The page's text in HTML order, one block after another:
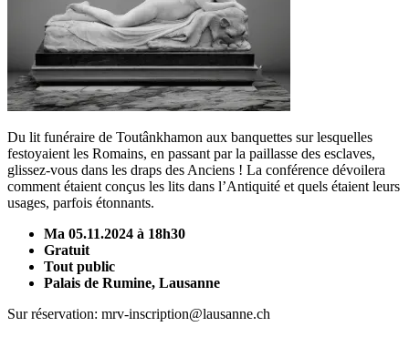
Du lit funéraire de Toutânkhamon aux banquettes sur lesquelles
festoyaient les Romains, en passant par la paillasse des esclaves,
glissez-vous dans les draps des Anciens ! La conférence dévoilera
comment étaient conçus les lits dans l’Antiquité et quels étaient leurs
usages, parfois étonnants.
Ma 05.11.2024 à 18h30
Gratuit
Tout public
Palais de Rumine, Lausanne
Sur réservation: mrv-inscription@lausanne.ch